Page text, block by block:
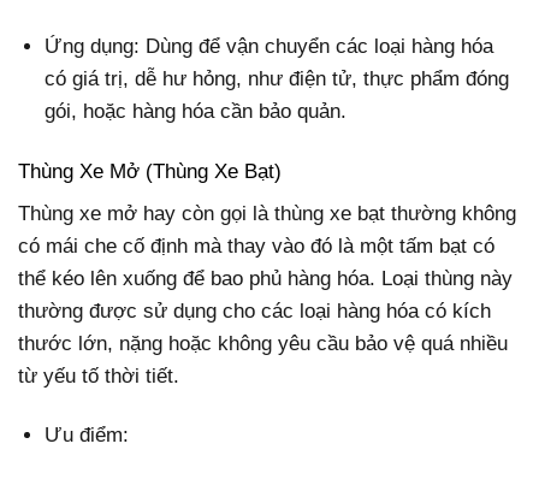
Ứng dụng: Dùng để vận chuyển các loại hàng hóa
có giá trị, dễ hư hỏng, như điện tử, thực phẩm đóng
gói, hoặc hàng hóa cần bảo quản.
Thùng Xe Mở (Thùng Xe Bạt)
Thùng xe mở hay còn gọi là thùng xe bạt thường không
có mái che cố định mà thay vào đó là một tấm bạt có
thể kéo lên xuống để bao phủ hàng hóa. Loại thùng này
thường được sử dụng cho các loại hàng hóa có kích
thước lớn, nặng hoặc không yêu cầu bảo vệ quá nhiều
từ yếu tố thời tiết.
Ưu điểm: